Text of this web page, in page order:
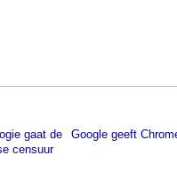
gaat de
censuur
Google geeft